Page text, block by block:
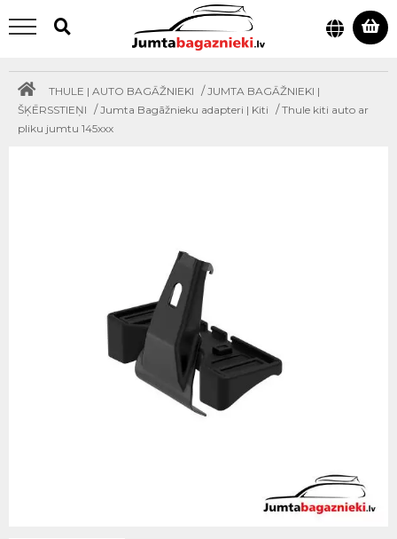
THULE | AUTO BAGĀŽNIEKI /JUMTA BAGĀŽNIEKI |
ŠĶĒRSSTIEŅI /Jumta Bagāžnieku adapteri | Kiti /Thule kiti auto ar
pliku jumtu 145xxx